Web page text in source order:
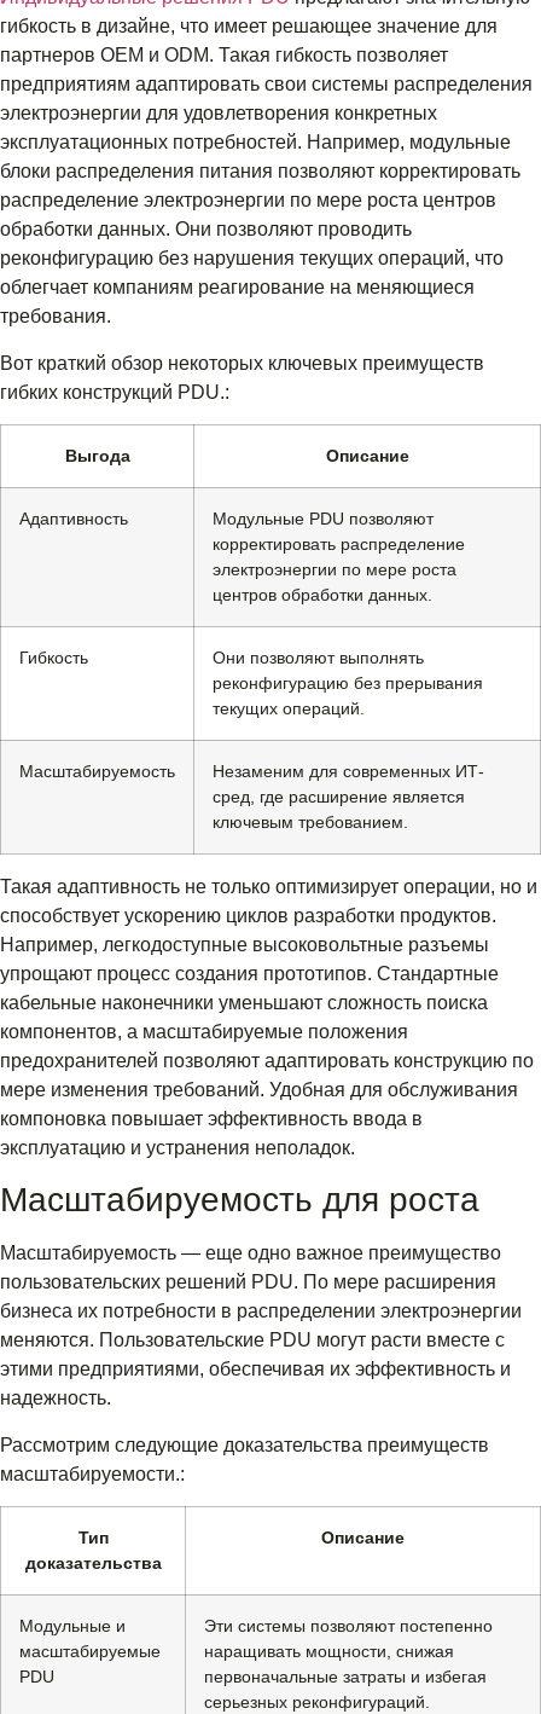
гибкость в дизайне, что имеет решающее значение для
партнеров OEM и ODM. Такая гибкость позволяет
предприятиям адаптировать свои системы распределения
электроэнергии для удовлетворения конкретных
эксплуатационных потребностей. Например, модульные
блоки распределения питания позволяют корректировать
распределение электроэнергии по мере роста центров
обработки данных. Они позволяют проводить
реконфигурацию без нарушения текущих операций, что
облегчает компаниям реагирование на меняющиеся
требования.
Вот краткий обзор некоторых ключевых преимуществ
гибких конструкций PDU.:
Выгода Описание
Адаптивность
Модульные PDU позволяют
корректировать распределение
электроэнергии по мере роста
центров обработки данных.
Гибкость
Они позволяют выполнять
реконфигурацию без прерывания
текущих операций.
Масштабируемость
Незаменим для современных ИТ-
сред, где расширение является
ключевым требованием.
Такая адаптивность не только оптимизирует операции, но и
способствует ускорению циклов разработки продуктов.
Например, легкодоступные высоковольтные разъемы
упрощают процесс создания прототипов. Стандартные
кабельные наконечники уменьшают сложность поиска
компонентов, а масштабируемые положения
предохранителей позволяют адаптировать конструкцию по
мере изменения требований. Удобная для обслуживания
компоновка повышает эффективность ввода в
эксплуатацию и устранения неполадок.
Масштабируемость для роста
Масштабируемость — еще одно важное преимущество
пользовательских решений PDU. По мере расширения
бизнеса их потребности в распределении электроэнергии
меняются. Пользовательские PDU могут расти вместе с
этими предприятиями, обеспечивая их эффективность и
надежность.
Рассмотрим следующие доказательства преимуществ
масштабируемости.:
Тип
доказательства
Описание
Модульные и
масштабируемые
PDU
Эти системы позволяют постепенно
наращивать мощности, снижая
первоначальные затраты и избегая
серьезных реконфигураций.